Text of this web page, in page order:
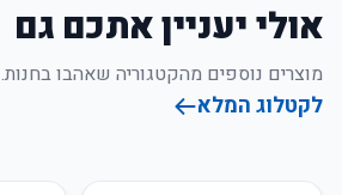
אולי יעניין אתכם גם
מוצרים נוספים מהקטגוריה שאהבו בחנות.
לקטלוג המלא